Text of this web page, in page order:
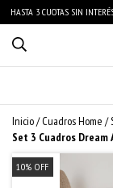
HASTA 3 CUOTAS SIN
Inicio/ Cuadros Home /
Set 3 Cuadros
10% OFF